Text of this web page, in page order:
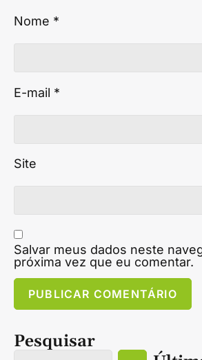
Nome *
E-mail *
Site
Salvar meus dados neste
próxima vez que eu comentar.
Pesquisar